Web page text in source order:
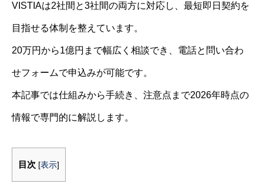
VISTIAは2社間と3社間の両方に対応し、最短即日契約を
目指せる体制を整えています。
20万円から1億円まで幅広く相談でき、電話と問い合わ
せフォームで申込みが可能です。
本記事では仕組みから手続き、注意点まで2026年時点の
情報で専門的に解説します。
目次 [表示]